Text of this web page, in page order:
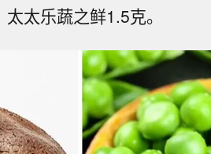
太乐蔬之鲜1.5克。